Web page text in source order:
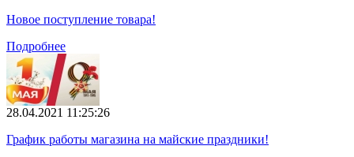
Новое поступление товара!
Подробнее
28.04.2021 11:25:26
График работы магазина на майские праздники!